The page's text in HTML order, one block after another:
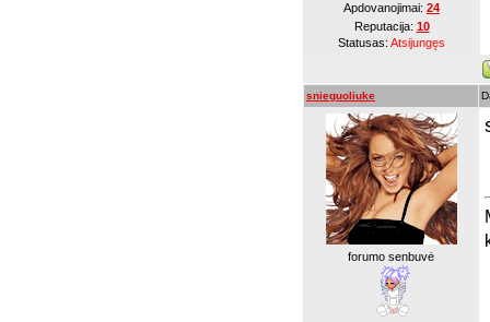
Apdovanojimai: 24
Reputacija: 10
Statusas: Atsijungęs
snieguoliuke
forumo senbuvė